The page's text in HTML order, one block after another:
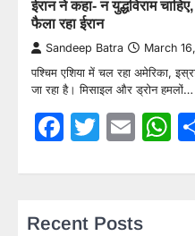
ईरान ने कहा- न युद्धविराम
फैला रहा ईरान
Sandeep Batra March
पश्चिम एशिया में चल रहा अमेरिका,
जा रहा है। मिसाइल और ड्रोन हमलों…
Twitter
Recent Posts